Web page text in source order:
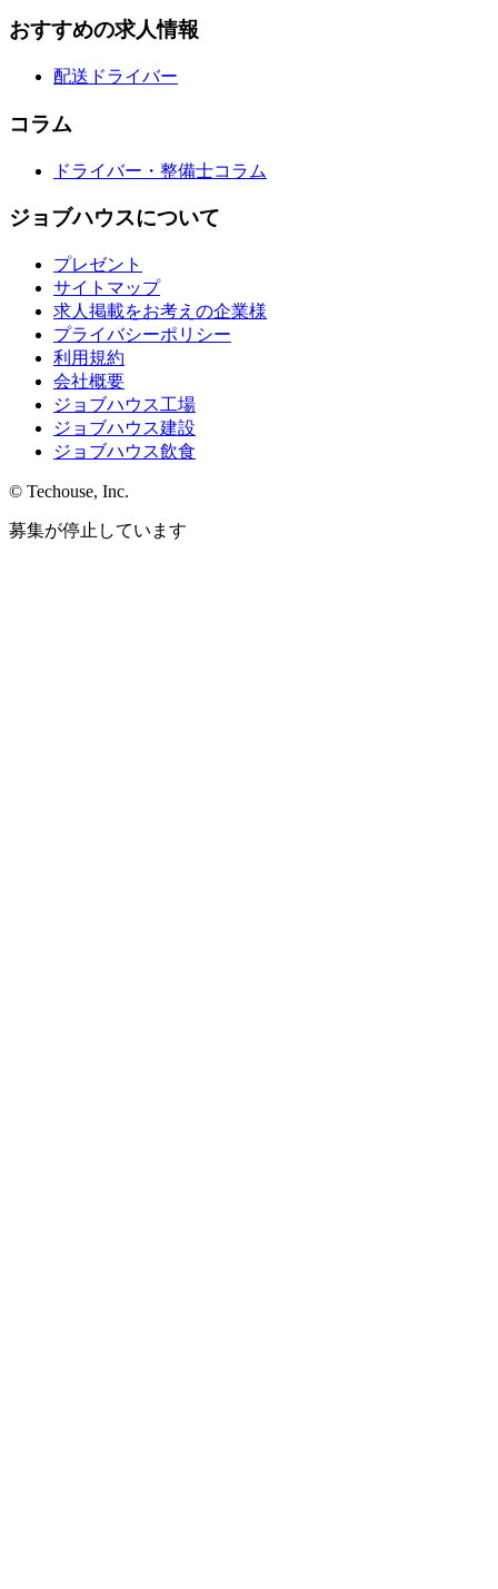
おすすめの求人情報
配送ドライバー
コラム
ドライバー・整備士コラム
ジョブハウスについて
プレゼント
サイトマップ
求人掲載をお考えの企業様
プライバシーポリシー
利用規約
会社概要
ジョブハウス工場
ジョブハウス建設
ジョブハウス飲食
© Techouse, Inc.
募集が停止しています